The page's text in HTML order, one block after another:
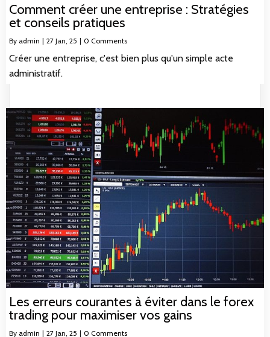
Comment créer une entreprise : Stratégies
et conseils pratiques
By admin | 27 Jan, 25 | 0 Comments
Créer une entreprise, c'est bien plus qu'un simple acte
administratif.
Les erreurs courantes à éviter dans le forex
trading pour maximiser vos gains
By admin | 27 Jan, 25 | 0 Comments